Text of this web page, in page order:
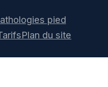
pied
Plan du site